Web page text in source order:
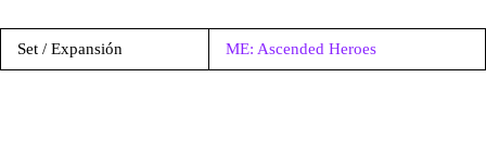
Set / Expansión ME: Ascended Heroes